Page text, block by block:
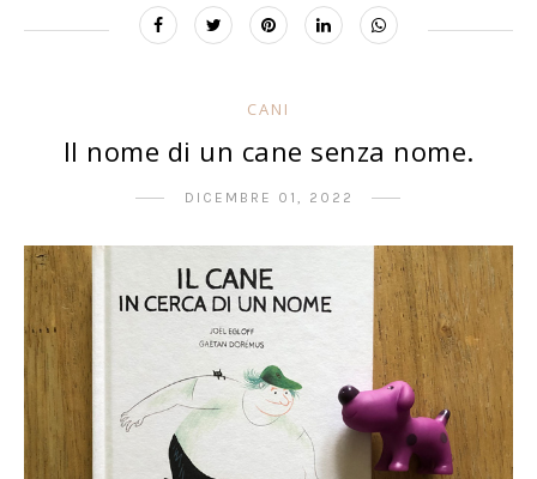
CANI
Il nome di un cane senza nome.
DICEMBRE 01, 2022